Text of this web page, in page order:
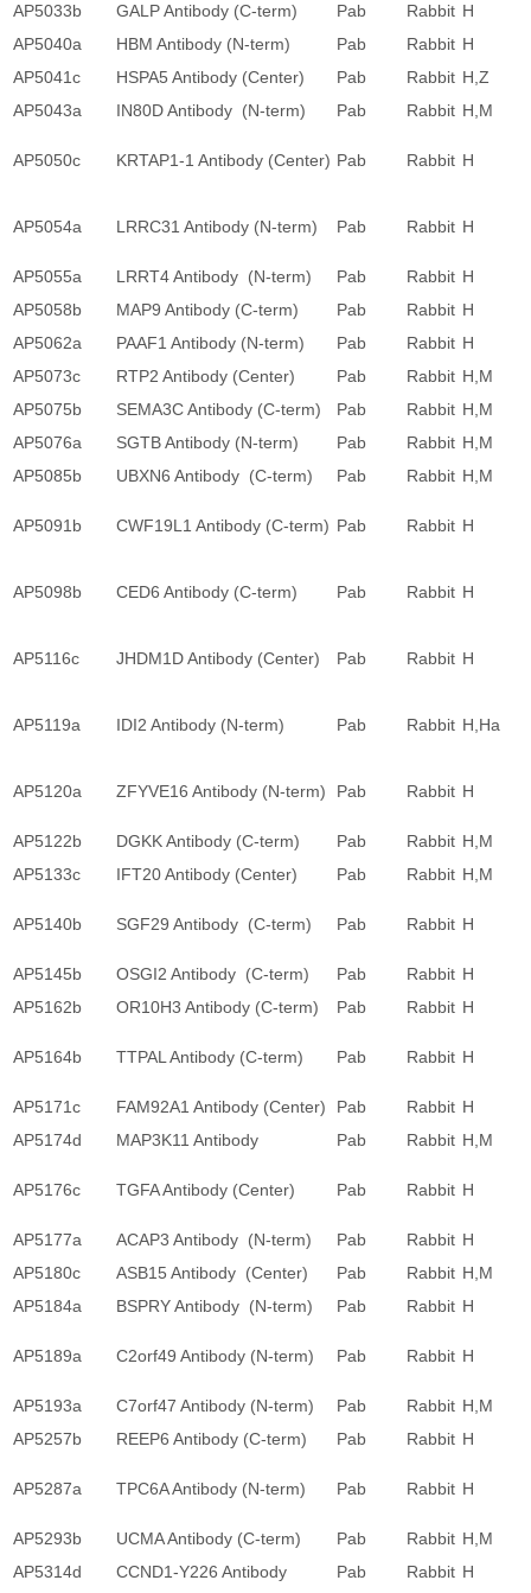
AP5033b GALP Antibody (C-term) Pab Rabbit H
AP5040a
HBM Antibody (N-term) Pab Rabbit H
AP5041c
HSPA5 Antibody (Center) Pab Rabbit H,Z
AP5043a
IN80D Antibody (N-term) Pab Rabbit H,M
AP5050c KRTAP1-1 Antibody (Center) Pab Rabbit H
AP5054a LRRC31 Antibody (N-term) Pab Rabbit H
AP5055a LRRT4 Antibody (N-term) Pab Rabbit H
AP5058b
MAP9 Antibody (C-term) Pab Rabbit H
AP5062a
PAAF1 Antibody (N-term) Pab Rabbit H
AP5073c
RTP2 Antibody (Center) Pab Rabbit H,M
AP5075b
SEMA3C Antibody (C-term) Pab Rabbit H,M
AP5076a
SGTB Antibody (N-term) Pab Rabbit H,M
AP5085b
UBXN6 Antibody (C-term) Pab Rabbit H,M
AP5091b CWF19L1 Antibody (C-term) Pab Rabbit H
AP5098b CED6 Antibody (C-term) Pab Rabbit H
AP5116c JHDM1D Antibody (Center) Pab Rabbit H
AP5119a IDI2 Antibody (N-term) Pab Rabbit H,Ha
AP5120a ZFYVE16 Antibody (N-term) Pab Rabbit H
AP5122b DGKK Antibody (C-term) Pab Rabbit H,M
AP5133c
IFT20 Antibody (Center) Pab Rabbit H,M
AP5140b SGF29 Antibody (C-term) Pab Rabbit H
AP5145b OSGI2 Antibody (C-term) Pab Rabbit H
AP5162b
OR10H3 Antibody (C-term) Pab Rabbit H
AP5164b TTPAL Antibody (C-term) Pab Rabbit H
AP5171c FAM92A1 Antibody (Center) Pab Rabbit H
AP5174d
MAP3K11 Antibody Pab Rabbit H,M
AP5176c TGFA Antibody (Center) Pab Rabbit H
AP5177a ACAP3 Antibody (N-term) Pab Rabbit H
AP5180c
ASB15 Antibody (Center) Pab Rabbit H,M
AP5184a
BSPRY Antibody (N-term) Pab Rabbit H
AP5189a C2orf49 Antibody (N-term) Pab Rabbit H
AP5193a C7orf47 Antibody (N-term) Pab Rabbit H,M
AP5257b
REEP6 Antibody (C-term) Pab Rabbit H
AP5287a TPC6A Antibody (N-term) Pab Rabbit H
AP5293b UCMA Antibody (C-term) Pab Rabbit H,M
AP5314d
CCND1-Y226 Antibody Pab Rabbit H